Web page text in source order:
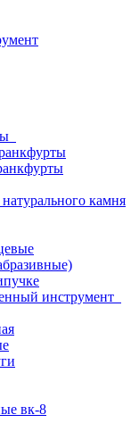
камня
инструмент
вк-8